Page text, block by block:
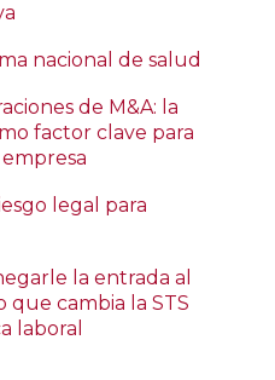
nacional de salud
de M&A: la
factor clave para
legal para
la entrada al
que cambia la STS
laboral